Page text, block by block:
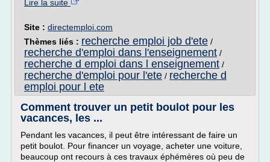
Lire la suite
Site : directemploi.com
Thèmes liés : recherche emploi job d'ete /
recherche d'emploi dans l'enseignement /
recherche d emploi dans l enseignement /
recherche d'emploi pour l'ete / recherche d
emploi pour l ete
Comment trouver un petit boulot pour les
vacances, les ...
Pendant les vacances, il peut être intéressant de faire un
petit boulot. Pour financer un voyage, acheter une voiture,
beaucoup ont recours à ces travaux éphémères où peu de